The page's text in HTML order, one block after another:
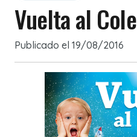
Vuelta al Cole
Publicado el 19/08/2016